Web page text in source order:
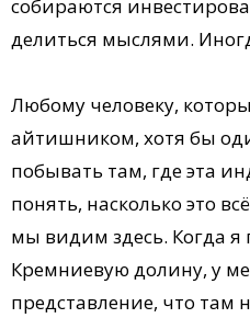
собираются
делиться мыслями.
Любому человеку,
айтишником, хотя бы
побывать там, где эта
понять, насколько это
мы видим здесь. Когда я
Кремниевую долину, у
представление, что там